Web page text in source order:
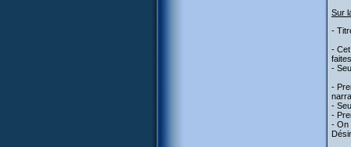
Sur
-
-
faites.
-
-
-
-
- On